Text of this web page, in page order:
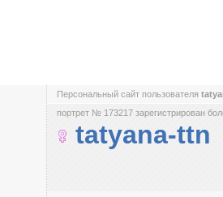
Персональный сайт пользователя
портрет № 173217 зарегистрирован
tatyana-ttn